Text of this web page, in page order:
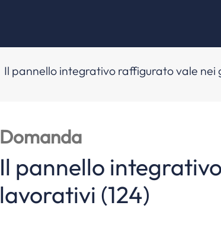
Il pannello integrativo raffigurato vale nei
Domanda
Il pannello
lavorativi (124)